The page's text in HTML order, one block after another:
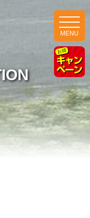
MENU